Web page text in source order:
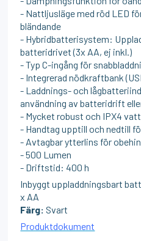
- Nattljusläge med röd LED
bländande
- Hybridbatterisystem:
batteridrivet (3x AA, ej inkl.)
- Typ C-ingång för
- Integrerad nödkraftbank
- Laddnings- och
användning av batteridrift
- Mycket robust och IPX4
- Handtag upptill och nedtill
- Avtagbar ytterlins för
- 500 Lumen
- Driftstid: 400 h
Inbyggt uppladdningsbart
x AA
Färg: Svart
Produktdokument